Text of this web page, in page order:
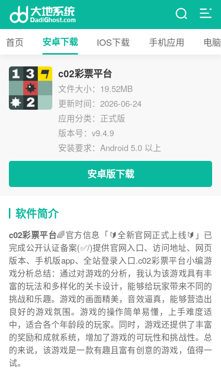
首页 安卓下载 IOS下载 手机应用 电
c02彩票平台
文件大小：19.52MB
更新时间：2026-06-24
应用分类：正式版
版本号：v9.4.9
安装要求：Android 5.0 以上
安卓版下载
软件简介
c02彩票平台🌈官方信息「🔰全新官网正式上线🔰」已
完成公开认证备案(✅/)提供官网入口、访问地址、网页
版本、手机版app、全站登录入口.c02彩票平台小编游
戏分析总结：通过对游戏的分析，我认为该游戏具有丰
富的玩法和多样化的关卡设计，能够给玩家带来不同的
挑战和乐趣。游戏的画面精美，音效逼真，能够营造出
良好的游戏氛围。游戏的操作简单易懂，上手难度适
中，适合各个年龄段的玩家。同时，游戏还提供了丰富
的奖励和成就系统，增加了游戏的可玩性和挑战性。总
的来说，该游戏是一款有趣且富有创意的游戏，值得一
试。